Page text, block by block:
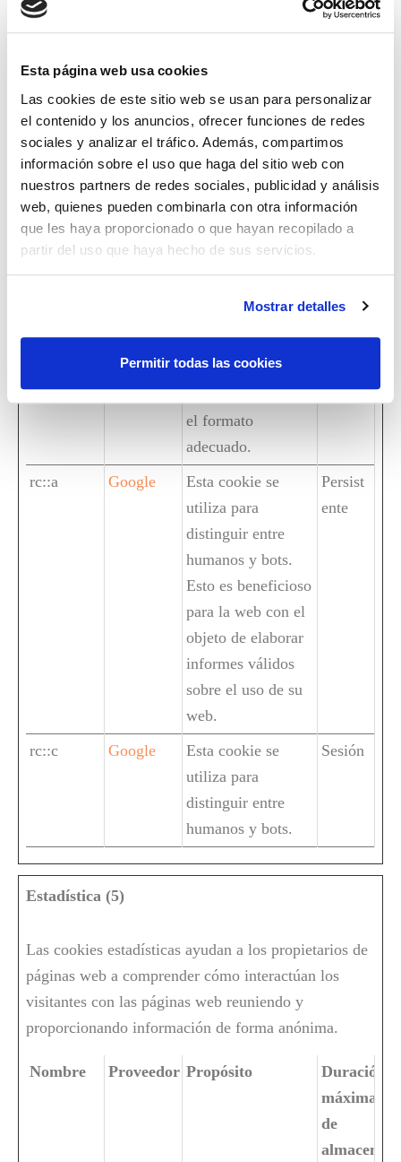
Esta página web usa cookies
Las cookies de este sitio web se usan para personalizar
el contenido y los anuncios, ofrecer funciones de redes
sociales y analizar el tráfico. Además, compartimos
información sobre el uso que haga del sitio web con
nuestros partners de redes sociales, publicidad y análisis
web, quienes pueden combinarla con otra información
que les haya proporcionado o que hayan recopilado a
partir del uso que haya hecho de sus servicios.
Mostrar detalles
Permitir todas las cookies
permite al
propietario de la
web implementar o
cambiar el
contenido de la
web en tiempo
real.
id
Stripe Pendiente
Sesión
utilizado para
acceder a la web.
Esto permite a la
web presentarse en
el formato
adecuado.
rc::a Google
Esta cookie se
utiliza para
distinguir entre
humanos y bots.
Esto es beneficioso
para la web con el
objeto de elaborar
informes válidos
sobre el uso de su
web.
Persist
ente
rc::c Google
Esta cookie se
utiliza para
distinguir entre
humanos y bots.
Sesión
Estadística (5)
Las cookies estadísticas ayudan a los propietarios de
páginas web a comprender cómo interactúan los
visitantes con las páginas web reuniendo y
proporcionando información de forma anónima.
Nombre Proveedor Propósito
Duración
máxima
de